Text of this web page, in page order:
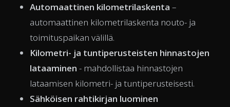
Automaattinen kilometrilaskenta –
automaattinen kilometrilaskenta nouto- ja
toimituspaikan välillä.
Kilometri- ja tuntiperusteisten hinnastojen
lataaminen - mahdollistaa hinnastojen
lataamisen kilometri- ja tuntiperusteisesti.
Sähköisen rahtikirjan luominen